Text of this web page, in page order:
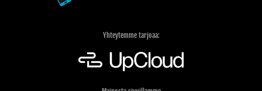
Yhteytemme tarjoaa: